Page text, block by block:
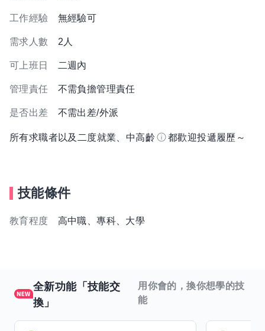
工作經驗 無經驗可
需求人數 2人
可上班日 二週內
管理責任 不需負擔管理責任
是否出差 不需出差/外派
所有求職者以及二度就業、中高齡 都歡迎投遞履歷～
技能條件
教育程度 高中職、專科、大學
全新功能「技能交
換」
用你會的，換你想學的技
能